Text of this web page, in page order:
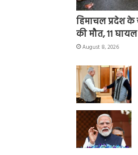
हिमाचल प्रदेश
की मौत, 11 घायल
August 8, 2026